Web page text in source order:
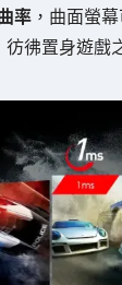
率 ，曲面螢
彿置身遊戲